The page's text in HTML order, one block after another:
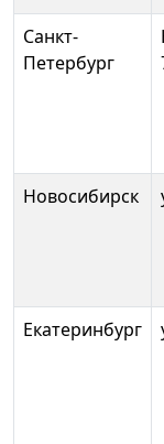
Санкт-
Петербург
Новосибирск
Екатеринбург